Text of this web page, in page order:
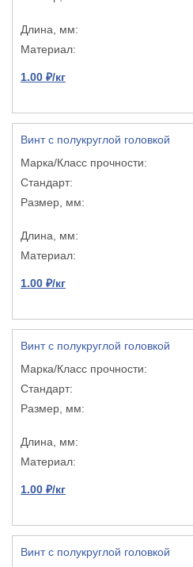
1.00 ₽/кг
Винт с полукруглой головкой
1.00 ₽/кг
Винт с полукруглой головкой
1.00 ₽/кг
Винт с полукруглой головкой